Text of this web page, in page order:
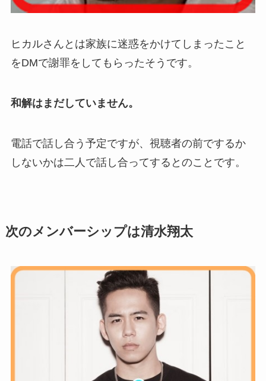
ヒカルさんとは家族に迷惑をかけてしまったこと
をDMで謝罪をしてもらったそうです。
和解はまだしていません。
電話で話し合う予定ですが、視聴者の前でするか
しないかは二人で話し合ってするとのことです。
次のメンバーシップは清水翔太